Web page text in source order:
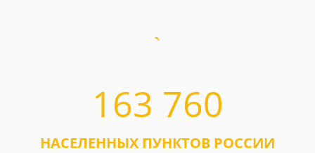
163 760
НАСЕЛЕННЫХ ПУНКТОВ РОССИИ